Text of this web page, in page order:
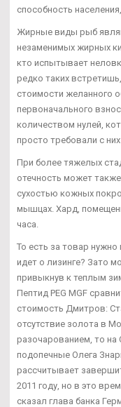
способность
Жирные виды рыб
незаменимых жирных
кто испытывает
редко таких
стоимости желанного
первоначального
количеством нулей,
просто требовали с
При более тяжелых
отечность может
сухостью кожных
мышцах. Хард,
часа.
То есть за товар
идет о лизинге? Зато
привыкнув к теплым
Пептид PEG MGF
стоимость Дмитров:
отсутствие золота в
разочарованием, то
подопечные Олега
рассчитывает
2011 году, но в это
сказал глава банка